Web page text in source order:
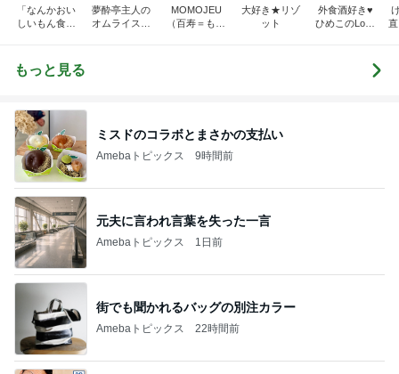
「なんかおい
しいもん食べ
帳
夢酔亭主人の
オムライス食
MOMOJEU
（百寿＝もも
大好き★リゾ
ット
外食酒好き♥️
ひめこのLove
もっと見る
ミスドのコラボとまさかの支払い
Amebaトピックス 9時間前
元夫に言われ言葉を失った一言
Amebaトピックス 1日前
街でも聞かれるバッグの別注カラー
Amebaトピックス 22時間前